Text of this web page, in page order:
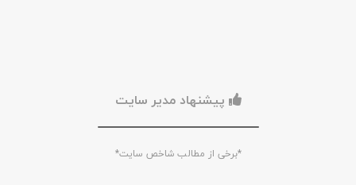
پیشنهاد مدیر سایت
*برخی از مطالب شاخص سایت*